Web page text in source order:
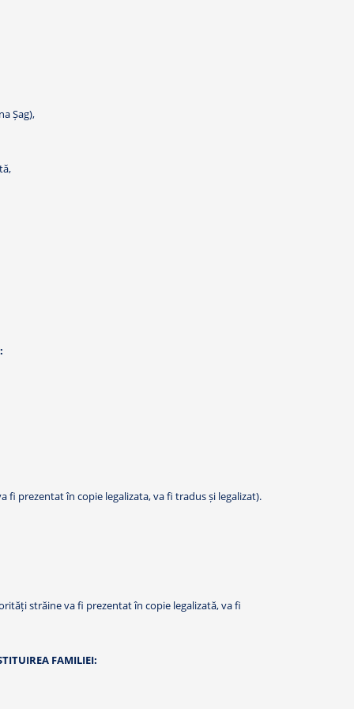
Șag),
prezentat în copie legalizata, va fi tradus și legalizat).
străine va fi prezentat în copie legalizată, va fi
FAMILIEI: